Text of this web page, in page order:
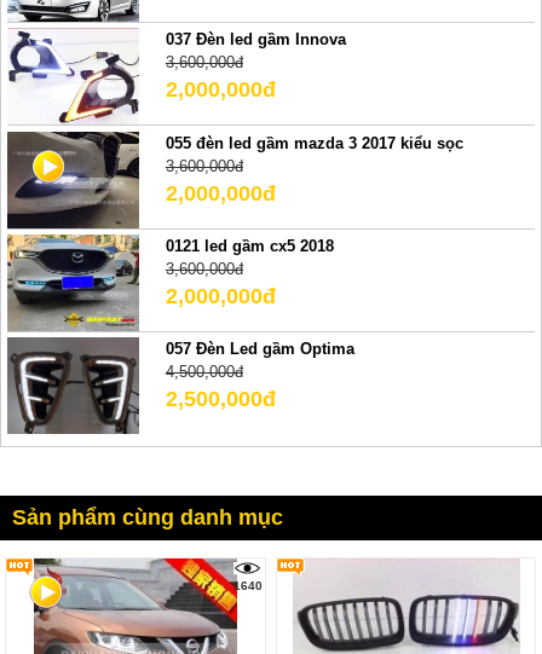
037 Đèn led gầm Innova
3,600,000đ
2,000,000đ
055 đèn led gầm mazda 3 2017 kiểu sọc
3,600,000đ
2,000,000đ
0121 led gầm cx5 2018
3,600,000đ
2,000,000đ
057 Đèn Led gầm Optima
4,500,000đ
2,500,000đ
Sản phẩm cùng danh mục
1640